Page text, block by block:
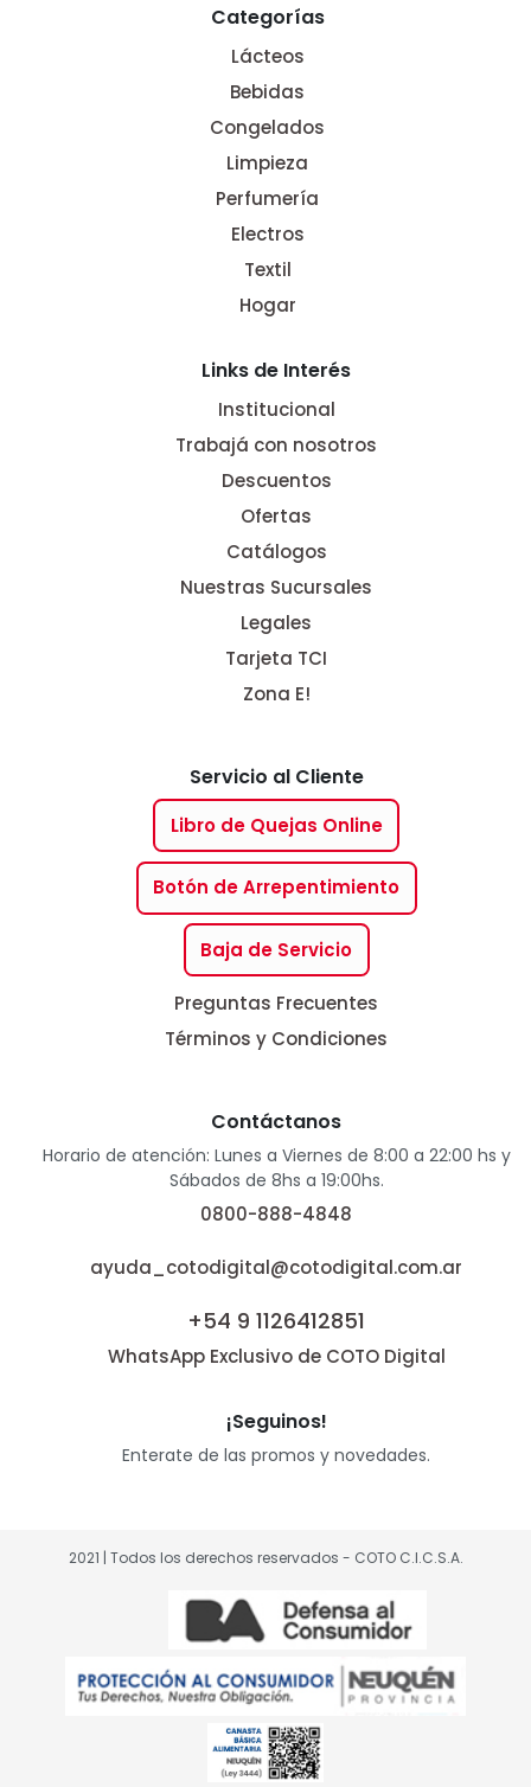
Categorías
Lácteos
Bebidas
Congelados
Limpieza
Perfumería
Electros
Textil
Hogar
Links de Interés
Institucional
Trabajá con nosotros
Descuentos
Ofertas
Catálogos
Nuestras Sucursales
Legales
Tarjeta TCI
Zona E!
Servicio al Cliente
Libro de Quejas Online
Botón de Arrepentimiento
Baja de Servicio
Preguntas Frecuentes
Términos y Condiciones
Contáctanos
Horario de atención: Lunes a Viernes de 8:00 a 22:00 hs y
Sábados de 8hs a 19:00hs.
0800-888-4848
ayuda_cotodigital@cotodigital.com.ar
+54 9 1126412851
WhatsApp Exclusivo de COTO Digital
¡Seguinos!
Enterate de las promos y novedades.
2021 | Todos los derechos reservados - COTO C.I.C.S.A.